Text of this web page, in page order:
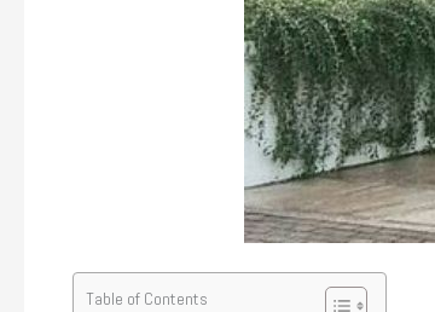
Table of Contents